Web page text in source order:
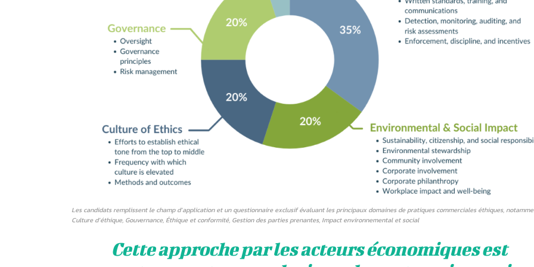
Les candidats remplissent le champ d’application et un questionnaire exclusif évaluant les principaux domaines de pratiques commerciales éthiques,
Culture d’éthique, Gouvernance, Éthique et conformité, Gestion des parties prenantes, Impact environnemental et social
Cette approche par les acteurs économiques est